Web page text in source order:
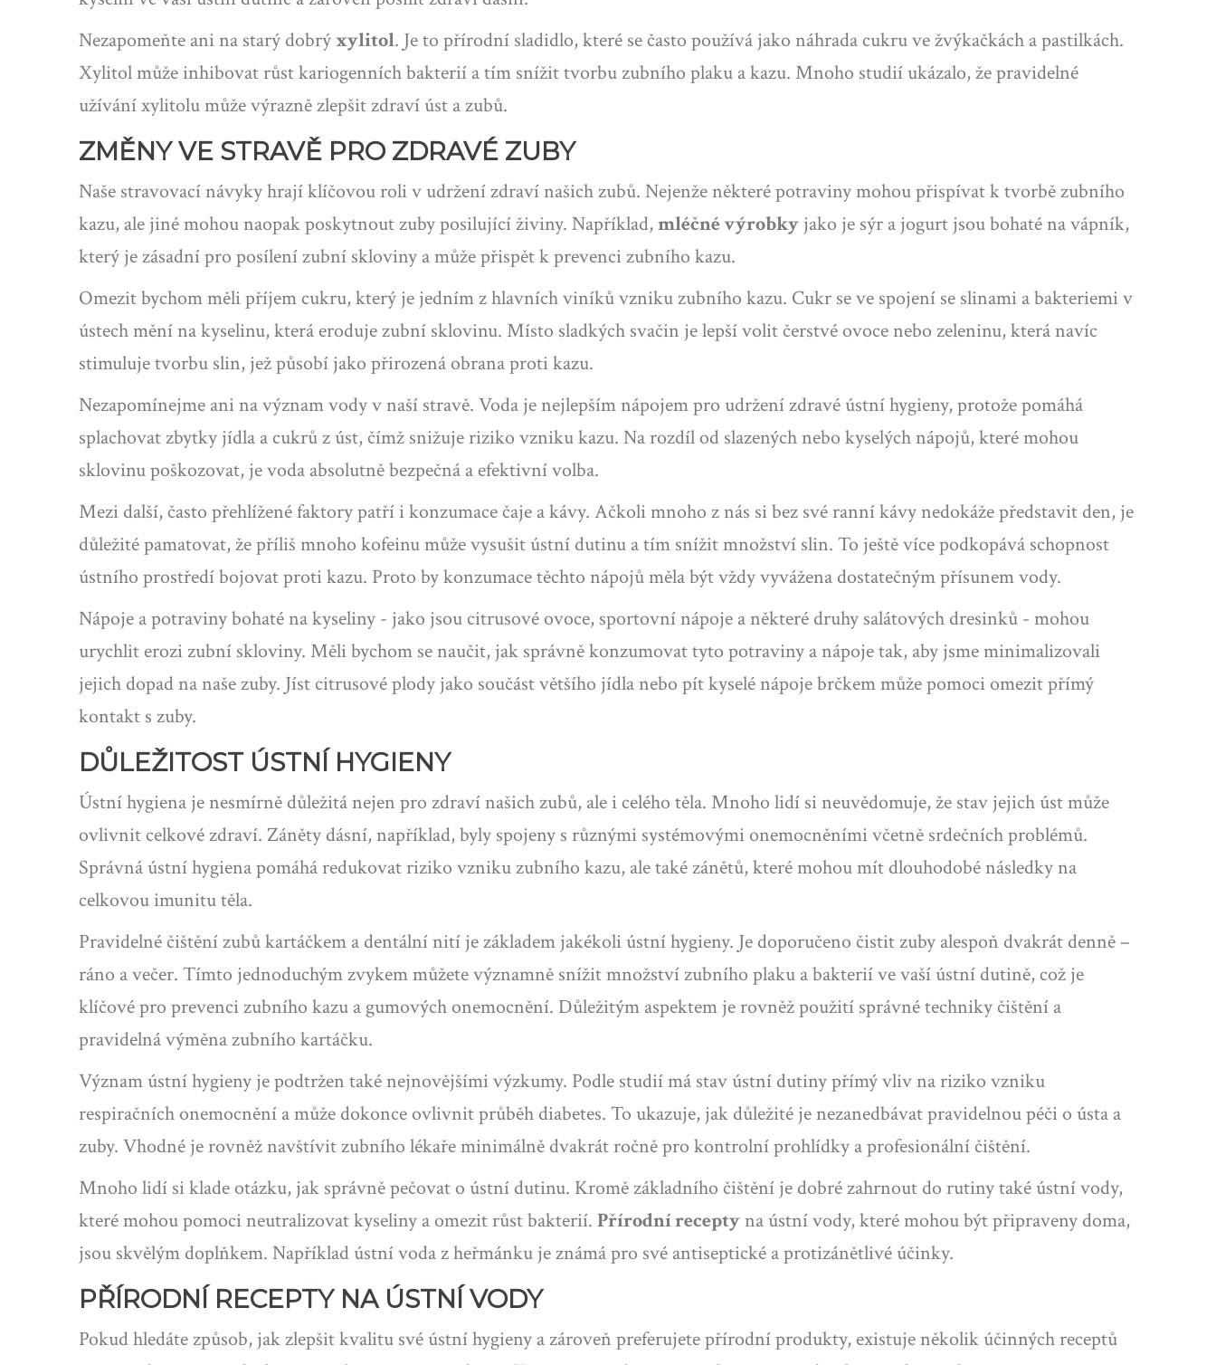
Nezapomeňte ani na starý dobrýxylitol. Je to přírodní sladidlo, které se často používá jako náhrada cukru ve žvýkačkách a pastilkách.
Xylitol může inhibovat růst kariogenních bakterií a tím snížit tvorbu zubního plaku a kazu. Mnoho studií ukázalo, že pravidelné
užívání xylitolu může výrazně zlepšit zdraví úst a zubů.
ZMĚNY VE STRAVĚ PRO ZDRAVÉ ZUBY
Naše stravovací návyky hrají klíčovou roli v udržení zdraví našich zubů. Nejenže některé potraviny mohou přispívat k tvorbě zubního
kazu, ale jiné mohou naopak poskytnout zuby posilující živiny. Například,mléčné výrobky jako je sýr a jogurt jsou bohaté na vápník,
který je zásadní pro posílení zubní skloviny a může přispět k prevenci zubního kazu.
Omezit bychom měli příjem cukru, který je jedním z hlavních viníků vzniku zubního kazu. Cukr se ve spojení se slinami a bakteriemi v
ústech mění na kyselinu, která eroduje zubní sklovinu. Místo sladkých svačin je lepší volit čerstvé ovoce nebo zeleninu, která navíc
stimuluje tvorbu slin, jež působí jako přirozená obrana proti kazu.
Nezapomínejme ani na význam vody v naší stravě. Voda je nejlepším nápojem pro udržení zdravé ústní hygieny, protože pomáhá
splachovat zbytky jídla a cukrů z úst, čímž snižuje riziko vzniku kazu. Na rozdíl od slazených nebo kyselých nápojů, které mohou
sklovinu poškozovat, je voda absolutně bezpečná a efektivní volba.
Mezi další, často přehlížené faktory patří i konzumace čaje a kávy. Ačkoli mnoho z nás si bez své ranní kávy nedokáže představit den, je
důležité pamatovat, že příliš mnoho kofeinu může vysušit ústní dutinu a tím snížit množství slin. To ještě více podkopává schopnost
ústního prostředí bojovat proti kazu. Proto by konzumace těchto nápojů měla být vždy vyvážena dostatečným přísunem vody.
Nápoje a potraviny bohaté na kyseliny - jako jsou citrusové ovoce, sportovní nápoje a některé druhy salátových dresinků - mohou
urychlit erozi zubní skloviny. Měli bychom se naučit, jak správně konzumovat tyto potraviny a nápoje tak, aby jsme minimalizovali
jejich dopad na naše zuby. Jíst citrusové plody jako součást většího jídla nebo pít kyselé nápoje brčkem může pomoci omezit přímý
kontakt s zuby.
DŮLEŽITOST ÚSTNÍ HYGIENY
Ústní hygiena je nesmírně důležitá nejen pro zdraví našich zubů, ale i celého těla. Mnoho lidí si neuvědomuje, že stav jejich úst může
ovlivnit celkové zdraví. Záněty dásní, například, byly spojeny s různými systémovými onemocněními včetně srdečních problémů.
Správná ústní hygiena pomáhá redukovat riziko vzniku zubního kazu, ale také zánětů, které mohou mít dlouhodobé následky na
celkovou imunitu těla.
Pravidelné čištění zubů kartáčkem a dentální nití je základem jakékoli ústní hygieny. Je doporučeno čistit zuby alespoň dvakrát denně –
ráno a večer. Tímto jednoduchým zvykem můžete významně snížit množství zubního plaku a bakterií ve vaší ústní dutině, což je
klíčové pro prevenci zubního kazu a gumových onemocnění. Důležitým aspektem je rovněž použití správné techniky čištění a
pravidelná výměna zubního kartáčku.
Význam ústní hygieny je podtržen také nejnovějšími výzkumy. Podle studií má stav ústní dutiny přímý vliv na riziko vzniku
respiračních onemocnění a může dokonce ovlivnit průběh diabetes. To ukazuje, jak důležité je nezanedbávat pravidelnou péči o ústa a
zuby. Vhodné je rovněž navštívit zubního lékaře minimálně dvakrát ročně pro kontrolní prohlídky a profesionální čištění.
Mnoho lidí si klade otázku, jak správně pečovat o ústní dutinu. Kromě základního čištění je dobré zahrnout do rutiny také ústní vody,
které mohou pomoci neutralizovat kyseliny a omezit růst bakterií. Přírodní receptyna ústní vody, které mohou být připraveny doma,
jsou skvělým doplňkem. Například ústní voda z heřmánku je známá pro své antiseptické a protizánětlivé účinky.
PŘÍRODNÍ RECEPTY NA ÚSTNÍ VODY
Pokud hledáte způsob, jak zlepšit kvalitu své ústní hygieny a zároveň preferujete přírodní produkty, existuje několik účinných receptů